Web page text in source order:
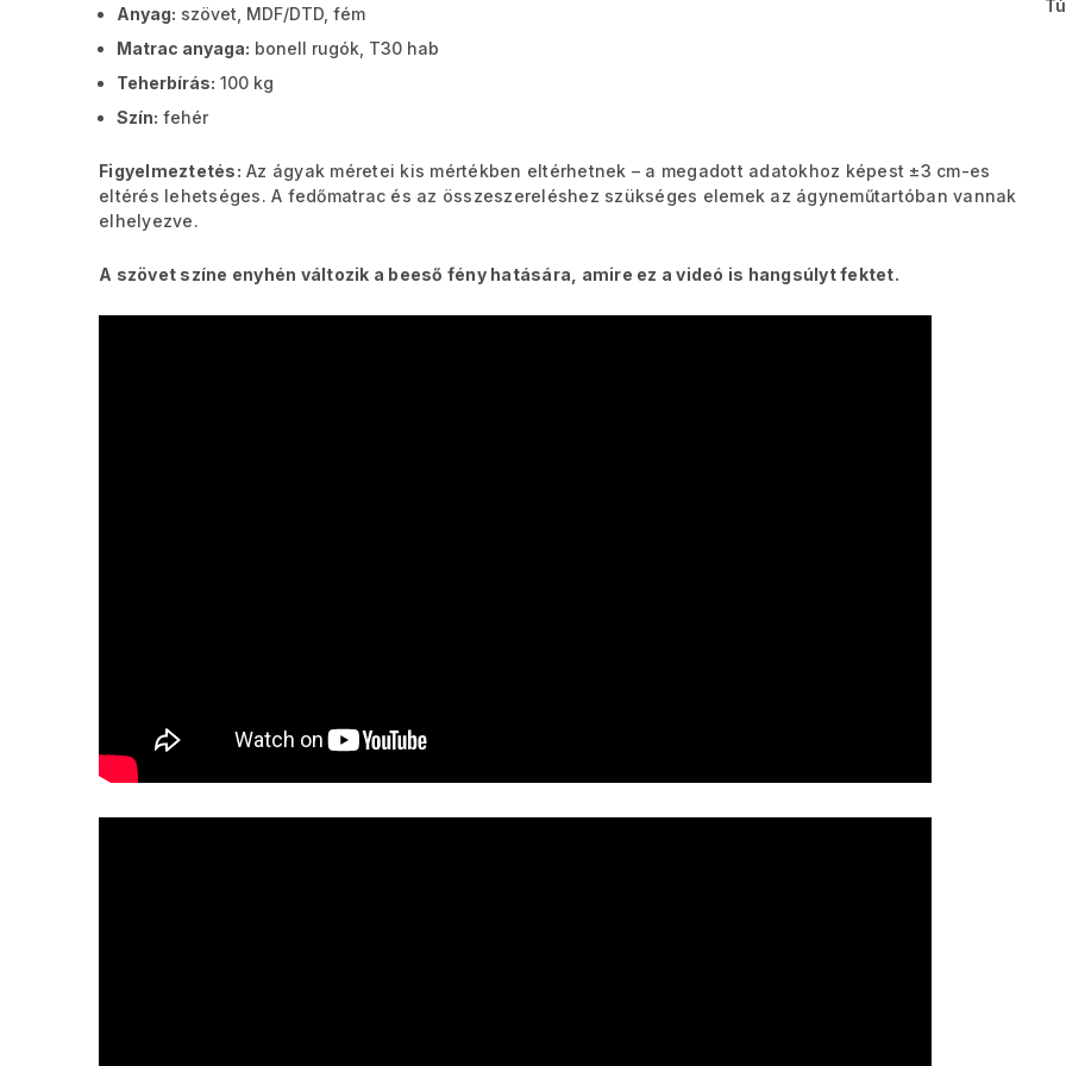
Anyag: szövet, MDF/DTD, fém
Matrac anyaga: bonell rugók, T30 hab
Teherbírás: 100 kg
Szín: fehér
Figyelmeztetés: Az ágyak méretei kis mértékben eltérhetnek – a megadott adatokhoz képest ±3 cm-es
eltérés lehetséges. A fedőmatrac és az összeszereléshez szükséges elemek az ágyneműtartóban vannak
elhelyezve.
A szövet színe enyhén változik a beeső fény hatására, amire ez a videó is hangsúlyt fektet.